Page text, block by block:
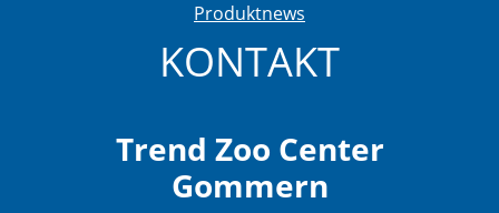
Produktnews
KONTAKT
Trend Zoo Center
Gommern